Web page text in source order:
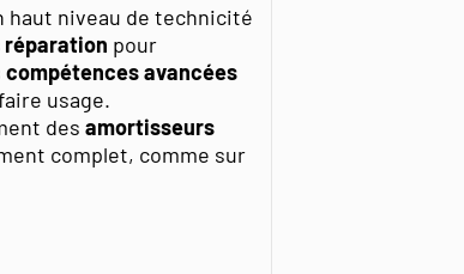
haut niveau de technicité
pour
compétences avancées
usage.
des amortisseurs
complet, comme sur